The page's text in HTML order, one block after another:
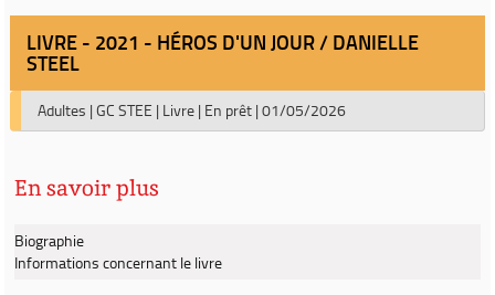
LIVRE - 2021 - HÉROS D'UN JOUR / DANIELLE
STEEL
Adultes | GC STEE | Livre | En prêt | 01/05/2026
En savoir plus
Biographie
Informations concernant le livre